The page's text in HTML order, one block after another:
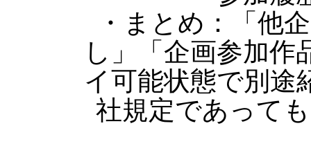
・まとめ：「他
し」「企画参加作
イ可能状態で別途
社規定であって